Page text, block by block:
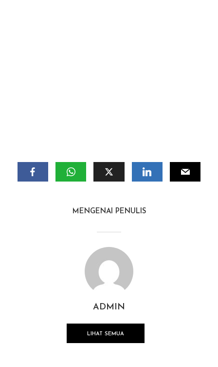
MENGENAI PENULIS
ADMIN
LIHAT SEMUA